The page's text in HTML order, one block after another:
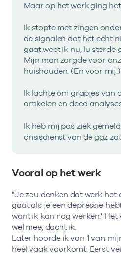
Maar op het werk ging
Ik stopte met zingen
de signalen dat het echt
gaat weet ik nu, luisterde
Mijn man zorgde voor
huishouden. (En voor mij.)
Ik lachte om grapjes van
artikelen en deed
Ik heb mij pas ziek
crisisdienst van de ggz
Vooral op het werk
"Je zou denken dat werk het
gaat als je een depressie
want ik kan nog werken.' Het
wel mee, dacht ik.
Later hoorde ik van 1 van
heel vaak voorkomt. Eerst